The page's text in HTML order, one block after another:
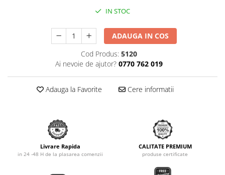
IN STOC
ADAUGA IN COS
Cod Produs: 5120
Ai nevoie de ajutor? 0770 762 019
Adauga la Favorite Cere informatii
Livrare Rapida
in 24 -48 H de la plasarea comenzii
CALITATE PREMIUM
produse certificate